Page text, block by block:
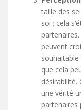
taille des
soi ; cela
peuvent
que cela
désirabilité.
une vérité
partenaires